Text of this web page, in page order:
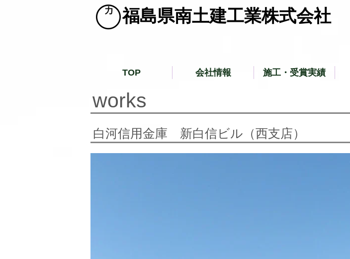
​福島県南土建工業株式会社
TOP 会社情報 施工・受賞実績
​works
​白河信用金庫 新白信ビル（西支店）